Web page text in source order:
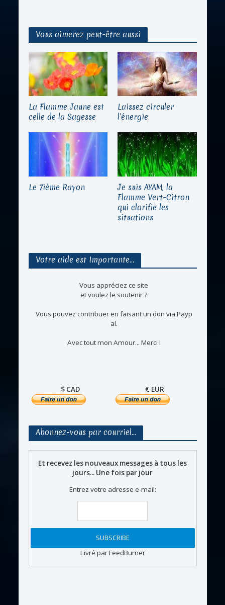
Vous aimerez peut-être aussi
La Flamme Jaune est
celle de la Sagesse
Laissez circuler
l’énergie
Le 7ième Rayon
Je suis AYAM, la
Flamme Vert-Citron
qui clarifie les
situations
Votre aide est Importante…
Vous appréciez ce site
et voulez le soutenir ?
Vous pouvez contribuer en faisant un don via Payp
al.
Avec tout mon Amour... Merci !
$ CAD € EUR
Abonnez-vous par courriel…
Et recevez les nouveaux messages à tous les
jours... Une fois par jour
Entrez votre adresse e-mail:
Livré par FeedBurner